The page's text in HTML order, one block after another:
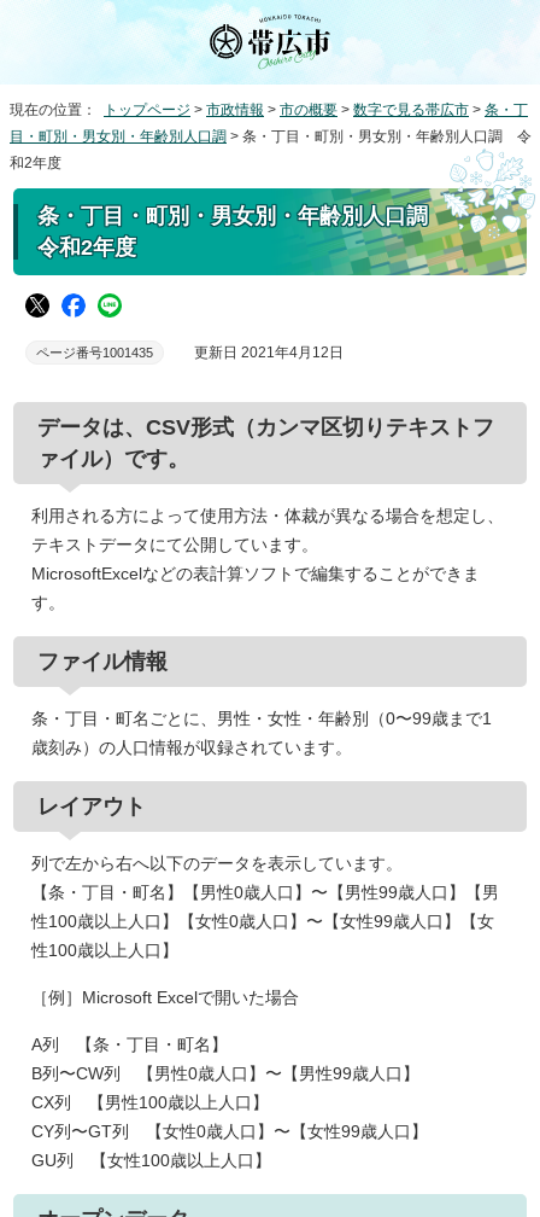
現在の位置： トップページ > 市政情報 > 市の概要 > 数字で見る帯広市 > 条・丁
目・町別・男女別・年齢別人口調 > 条・丁目・町別・男女別・年齢別人口調 令
和2年度
条・丁目・町別・男女別・年齢別人口調
令和2年度
ページ番号1001435 更新日 2021年4月12日
データは、CSV形式（カンマ区切りテキストフ
ァイル）です。
利用される方によって使用方法・体裁が異なる場合を想定し、
テキストデータにて公開しています。
MicrosoftExcelなどの表計算ソフトで編集することができま
す。
ファイル情報
条・丁目・町名ごとに、男性・女性・年齢別（0〜99歳まで1
歳刻み）の人口情報が収録されています。
レイアウト
列で左から右へ以下のデータを表示しています。
【条・丁目・町名】【男性0歳人口】〜【男性99歳人口】【男
性100歳以上人口】【女性0歳人口】〜【女性99歳人口】【女
性100歳以上人口】
［例］Microsoft Excelで開いた場合
A列 【条・丁目・町名】
B列〜CW列 【男性0歳人口】〜【男性99歳人口】
CX列 【男性100歳以上人口】
CY列〜GT列 【女性0歳人口】〜【女性99歳人口】
GU列 【女性100歳以上人口】